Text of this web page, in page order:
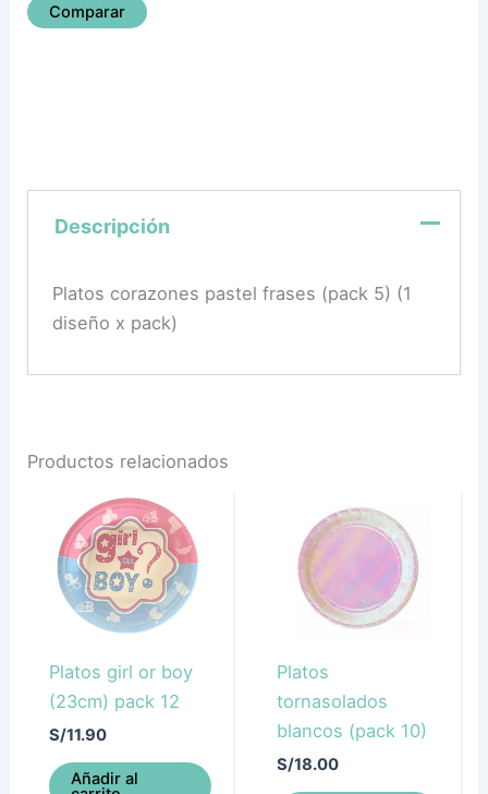
Comparar
Descripción
Platos corazones pastel frases (pack 5) (1
diseño x pack)
Productos relacionados
Platos girl or boy
(23cm) pack 12
S/11.90
Añadir al
Platos
tornasolados
blancos (pack 10)
S/18.00